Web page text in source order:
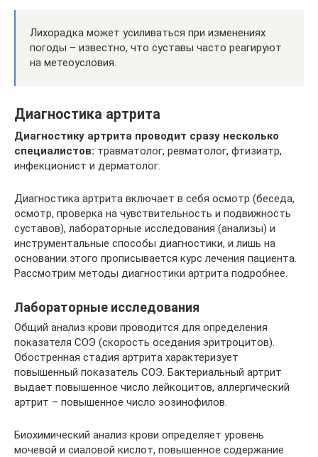
Лихорадка может усиливаться при изменениях
погоды – известно, что суставы часто реагируют
на метеоусловия.
Диагностика артрита
Диагностику артрита проводит сразу несколько
специалистов: травматолог, ревматолог, фтизиатр,
инфекционист и дерматолог.
Диагностика артрита включает в себя осмотр (беседа,
осмотр, проверка на чувствительность и подвижность
суставов), лабораторные исследования (анализы) и
инструментальные способы диагностики, и лишь на
основании этого прописывается курс лечения пациента.
Рассмотрим методы диагностики артрита подробнее.
Лабораторные исследования
Общий анализ крови проводится для определения
показателя СОЭ (скорость оседания эритроцитов).
Обостренная стадия артрита характеризует
повышенный показатель СОЭ. Бактериальный артрит
выдает повышенное число лейкоцитов, аллергический
артрит – повышенное число эозинофилов.
Биохимический анализ крови определяет уровень
мочевой и сиаловой кислот, повышенное содержание